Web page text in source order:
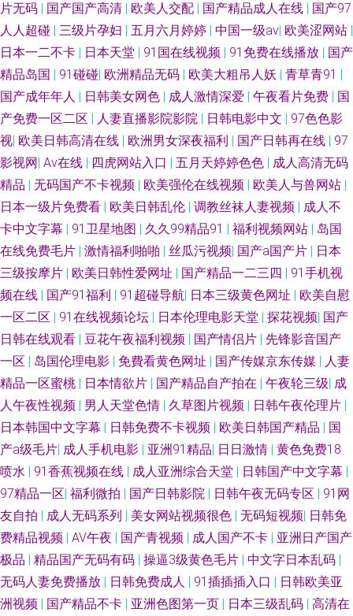
片无码 | 国产国产高清 | 欧美人交配 | 国产精品成人在线 | 国产97
人人超碰 | 三级片孕妇 | 五月六月婷婷 | 中国一级av| 欧美涩网站 |
日本一二不卡 | 日本天堂 | 91国在线视频 | 91免费在线播放 | 国产
精品岛国 | 91碰碰| 欧洲精品无码 | 欧美大粗吊人妖 | 青草青91 |
国产成年年人 | 日韩美女网色 | 成人激情深爱 | 午夜看片免费 | 国
产免费一区二区 | 人妻直播影院影院 | 日韩电影中文 | 97色色影
视| 欧美日韩高清在线 | 欧洲男女深夜福利 | 国产日韩再在线 | 97
影视网| Av在线 | 四虎网站入口 | 五月天婷婷色色 | 成人高清无码
精品 | 无码国产不卡视频 | 欧美强伦在线视频 | 欧美人与兽网站 |
日本一级片免费看 | 欧美日韩乱伦 | 调教丝袜人妻视频 | 成人不
卡中文字幕 | 91卫星地图 | 久久99精品91 | 福利视频网站 | 岛国
在线免费毛片 | 激情福利啪啪 | 丝瓜污视频| 国产a国产片 | 日本
三级按摩片 | 欧美日韩性爱网址 | 国产精品一二三四 | 91手机视
频在线 | 国产91福利 | 91超碰导航| 日本三级黄色网址 | 欧美自慰
一区二区 | 91在线视频论坛 | 日本伦理电影天堂 | 探花视频| 国产
日韩在线观看 | 豆花午夜福利视频 | 国产情侣片 | 先锋影音国产
一区 | 岛国伦理电影 | 免費看黄色网址 | 国产传媒京东传媒 | 人妻
精品一区蜜桃 | 日本情欲片 | 国产精品自产拍在 | 午夜轮三级| 成
人午夜性视频 | 男人天堂色情 | 久草图片视频 | 日韩午夜伦理片 |
日本韩国中文字幕 | 日韩免费不卡视频 | 欧美日韩国产精品 | 国
产a级毛片| 成人手机电影 | 亚洲91精品| 日日激情 | 黄色免费18
喷水 | 91香蕉视频在线 | 成人亚洲综合天堂 | 日韩国产中文字幕 |
97精品一区| 福利微拍 | 国产日韩影院 | 日韩午夜无码专区 | 91网
友自拍 | 成人无码系列 | 美女网站视频很色 | 无码短视频| 日韩免
费精品视频 | AV午夜 | 国产青视频 | 成人国产不卡 | 亚洲日产国产
极品 | 精品国产无码有码 | 操逼3级黄色毛片 | 中文字日本乱码 |
无码人妻免费播放 | 日韩免费成人 | 91插插插入口 | 日韩欧美亚
洲视频 | 国产精品不卡 | 亚洲色图第一页 | 日本三级乱码 | 高清在